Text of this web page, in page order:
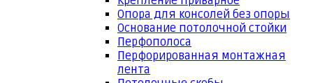
Опора для консолей без опоры
Основание потолочной стойки
Перфополоса
Перфорированная монтажная
лента